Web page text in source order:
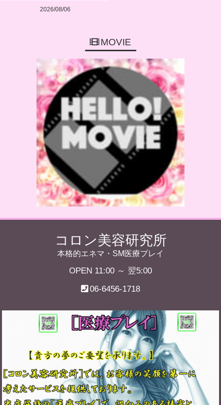
2026/08/06
MOVIE
コロン美容研究所
本格的エネマ・SM医療プレイ
OPEN 11:00 ～ 翌5:00
06-6456-1718